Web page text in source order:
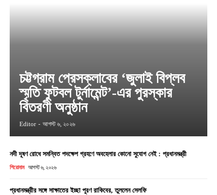
চট্টগ্রাম প্রেসক্লাবের ‘জুলাই বিপ্লব
স্মৃতি ফুটবল টুর্নামেন্ট’-এর পুরস্কার
বিতরণী অনুষ্ঠান
Editor - আগস্ট ৬, ২০২৬
নদী দূষণ রোধে সমন্বিত পদক্ষেপ গ্রহণে অবহেলার কোনো সুযোগ নেই : প্রধানমন্ত্রী
শিরোনাম আগস্ট ৬, ২০২৬
প্রধানমন্ত্রীর সঙ্গে সাক্ষাতের ইচ্ছা পূরণ রাকিবের, তুললেন সেলফি